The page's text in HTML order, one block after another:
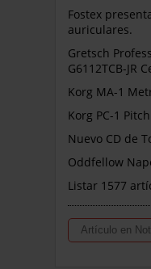
Fostex
auriculares.
Gretsch
G6112TCB-JR
Korg MA-1
Korg PC-1
Nuevo CD de
Oddfellow
Listar 1577